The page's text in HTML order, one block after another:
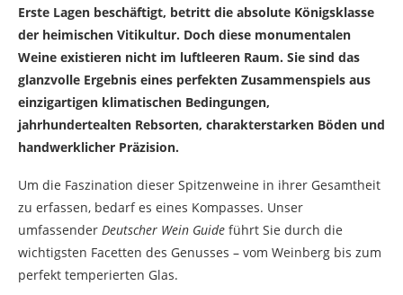
Erste Lagen beschäftigt, betritt die absolute Königsklasse
der heimischen Vitikultur. Doch diese monumentalen
Weine existieren nicht im luftleeren Raum. Sie sind das
glanzvolle Ergebnis eines perfekten Zusammenspiels aus
einzigartigen klimatischen Bedingungen,
jahrhundertealten Rebsorten, charakterstarken Böden und
handwerklicher Präzision.
Um die Faszination dieser Spitzenweine in ihrer Gesamtheit
zu erfassen, bedarf es eines Kompasses. Unser
umfassender Deutscher Wein Guide führt Sie durch die
wichtigsten Facetten des Genusses – vom Weinberg bis zum
perfekt temperierten Glas.